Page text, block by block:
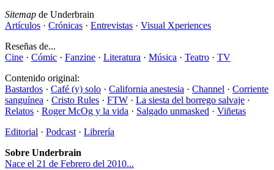
Sitemap de Underbrain
Artículos · Crónicas · Entrevistas · Visual Xperiences
Reseñas de...
Cine · Cómic · Fanzine · Literatura · Música · Teatro · TV
Contenido original:
Bastardos · Café (y) solo · California anestesia · Channel · Corriente
sanguínea · Cristo Rules · FTW · La siesta del borrego salvaje ·
Relatos · Roger McOg y la vida · Salgado unmasked · Viñetas
Editorial · Podcast · Librería
Sobre Underbrain
Nace el 21 de Febrero del 2010...